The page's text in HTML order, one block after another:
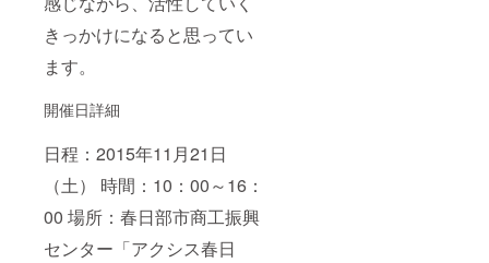
きっかけになると思ってい
ます。
開催日詳細
日程：2015年11月21日
（土） 時間：10：00～16：
00 場所：春日部市商工振興
センター「アクシス春日